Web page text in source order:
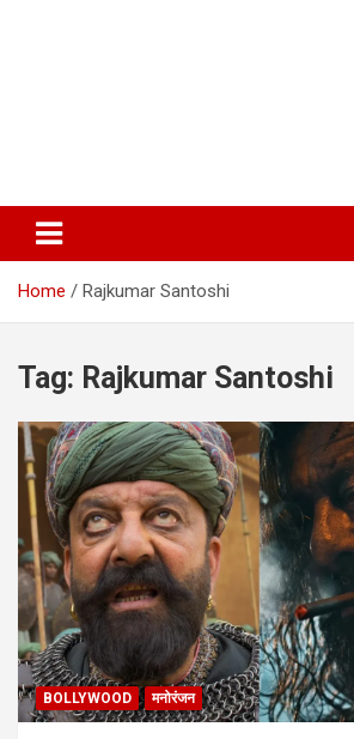
Home Rajkumar Santoshi
Tag: Rajkumar Santoshi
BOLLYWOOD मनोरंजन